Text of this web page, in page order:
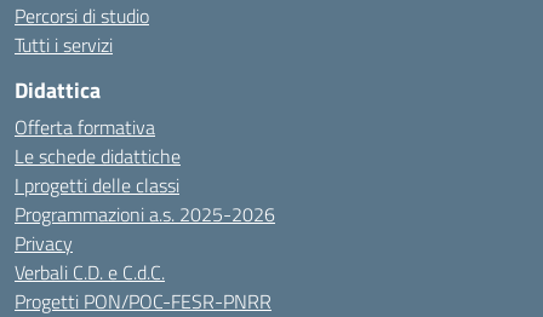
Percorsi di studio
Tutti i servizi
Didattica
Offerta formativa
Le schede didattiche
I progetti delle classi
Programmazioni a.s. 2025-2026
Privacy
Verbali C.D. e C.d.C.
Progetti PON/POC-FESR-PNRR